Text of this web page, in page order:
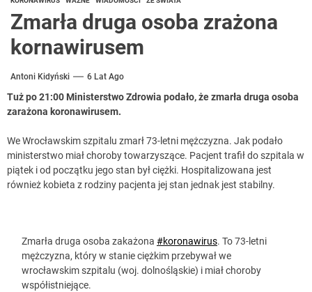
Zmarła druga osoba zrażona
kornawirusem
Antoni Kidyński 6 Lat Ago
Tuż po 21:00 Ministerstwo Zdrowia podało, że zmarła druga osoba
zarażona koronawirusem.
We Wrocławskim szpitalu zmarł 73-letni mężczyzna. Jak podało
ministerstwo miał choroby towarzyszące. Pacjent trafił do szpitala w
piątek i od początku jego stan był ciężki. Hospitalizowana jest
również kobieta z rodziny pacjenta jej stan jednak jest stabilny.
Zmarła druga osoba zakażona #koronawirus. To 73-letni
mężczyzna, który w stanie ciężkim przebywał we
wrocławskim szpitalu (woj. dolnośląskie) i miał choroby
współistniejące.